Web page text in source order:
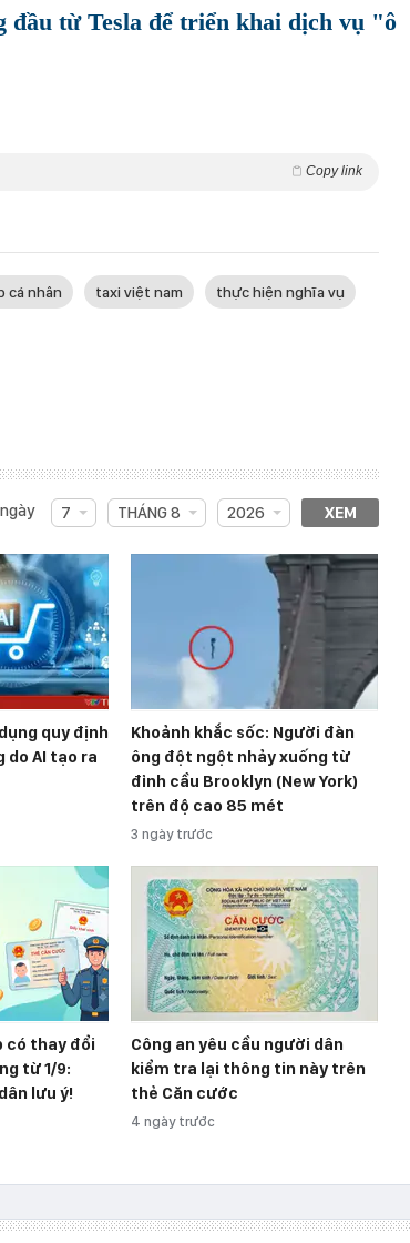
đầu từ Tesla để triển khai dịch vụ "ô
Copy link
cá nhân taxi việt nam thực hiện nghĩa vụ
7 THÁNG 8 2026 XEM
quy định
do AI tạo ra
Khoảnh khắc sốc: Người đàn
ông đột ngột nhảy xuống từ
đỉnh cầu Brooklyn (New York)
trên độ cao 85 mét
3 ngày trước
có thay đổi
từ 1/9:
lưu ý!
Công an yêu cầu người dân
kiểm tra lại thông tin này trên
thẻ Căn cước
4 ngày trước